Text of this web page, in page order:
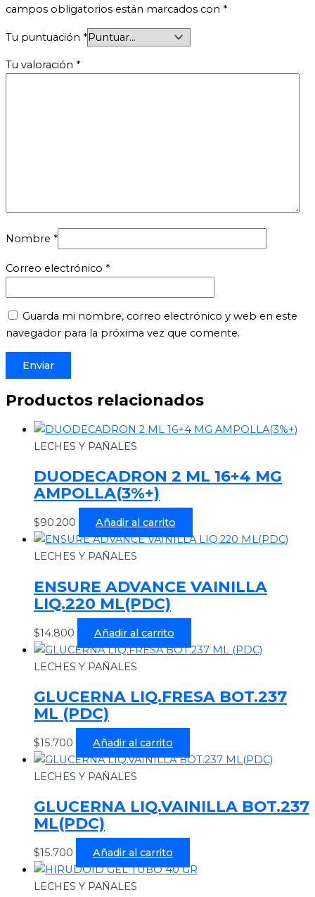
campos obligatorios están marcados con *
Tu puntuación *
Tu valoración *
Nombre *
Correo electrónico *
Guarda mi nombre, correo electrónico y web en este
navegador para la próxima vez que comente.
Productos relacionados
LECHES Y PAÑALES
DUODECADRON 2 ML 16+4 MG
AMPOLLA(3%+)
$90.200 Añadir al carrito
LECHES Y PAÑALES
ENSURE ADVANCE VAINILLA
LIQ.220 ML(PDC)
$14.800 Añadir al carrito
LECHES Y PAÑALES
GLUCERNA LIQ.FRESA BOT.237
ML (PDC)
$15.700 Añadir al carrito
LECHES Y PAÑALES
GLUCERNA LIQ.VAINILLA BOT.237
ML(PDC)
$15.700 Añadir al carrito
LECHES Y PAÑALES